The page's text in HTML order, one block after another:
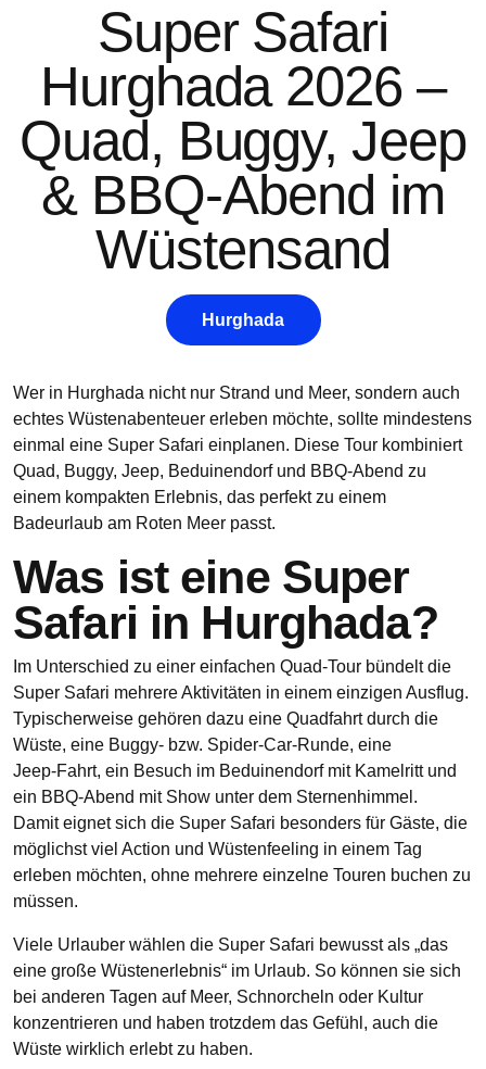
Super Safari
Hurghada 2026 –
Quad, Buggy, Jeep
& BBQ-Abend im
Wüstensand
Hurghada
Wer in Hurghada nicht nur Strand und Meer, sondern auch
echtes Wüstenabenteuer erleben möchte, sollte mindestens
einmal eine Super Safari einplanen. Diese Tour kombiniert
Quad, Buggy, Jeep, Beduinendorf und BBQ‑Abend zu
einem kompakten Erlebnis, das perfekt zu einem
Badeurlaub am Roten Meer passt.
Was ist eine Super
Safari in Hurghada?
Im Unterschied zu einer einfachen Quad‑Tour bündelt die
Super Safari mehrere Aktivitäten in einem einzigen Ausflug.
Typischerweise gehören dazu eine Quadfahrt durch die
Wüste, eine Buggy‑ bzw. Spider‑Car‑Runde, eine
Jeep‑Fahrt, ein Besuch im Beduinendorf mit Kamelritt und
ein BBQ‑Abend mit Show unter dem Sternenhimmel.
Damit eignet sich die Super Safari besonders für Gäste, die
möglichst viel Action und Wüstenfeeling in einem Tag
erleben möchten, ohne mehrere einzelne Touren buchen zu
müssen.​
Viele Urlauber wählen die Super Safari bewusst als „das
eine große Wüstenerlebnis“ im Urlaub. So können sie sich
bei anderen Tagen auf Meer, Schnorcheln oder Kultur
konzentrieren und haben trotzdem das Gefühl, auch die
Wüste wirklich erlebt zu haben.